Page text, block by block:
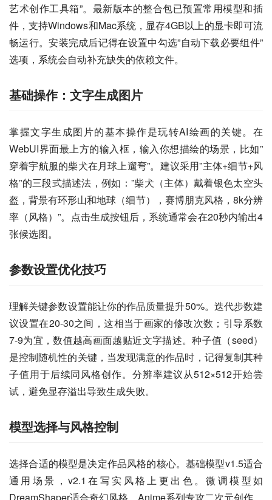
艺术创作工具箱”。最新版本的整合包已预置常用模型和插
件，支持Windows和Mac系统，显存4GB以上的显卡即可流
畅运行。安装完成后记得在设置中勾选”自动下载必要组件”
选项，系统会自动补充缺失的依赖文件。
基础操作：文字生成图片
掌握文字生成图片的基本操作是玩转AI绘画的关键。在
WebUI界面最上方的输入框，输入你想描绘的场景，比如”
穿着宇航服的柴犬在月球上遛弯”。建议采用”主体+细节+风
格”的三段式描述法，例如：”柴犬（主体）戴着银色太空头
盔，背景有环形山和地球（细节），赛博朋克风格，8k分辨
率（风格）”。点击生成按钮后，系统通常会在20秒内输出4
张候选图。
参数设置优化技巧
理解关键参数设置能让你的作品质量提升50%。迭代步数建
议设置在20-30之间，这相当于画家的修改次数；引导系数
7-9为宜，数值越高画面越贴近文字描述。种子值（seed）
是控制随机性的关键，当发现满意的作品时，记得复制其种
子值用于后续同风格创作。分辨率建议从512×512开始尝
试，避免显存溢出导致生成失败。
模型选择与风格控制
选择合适的模型是决定作品风格的核心。基础模型v1.5适合
通用场景，v2.1在写实风格上更出色。微调模型如
DreamShaper适合奇幻风格，Anime系列专攻二次元创作。